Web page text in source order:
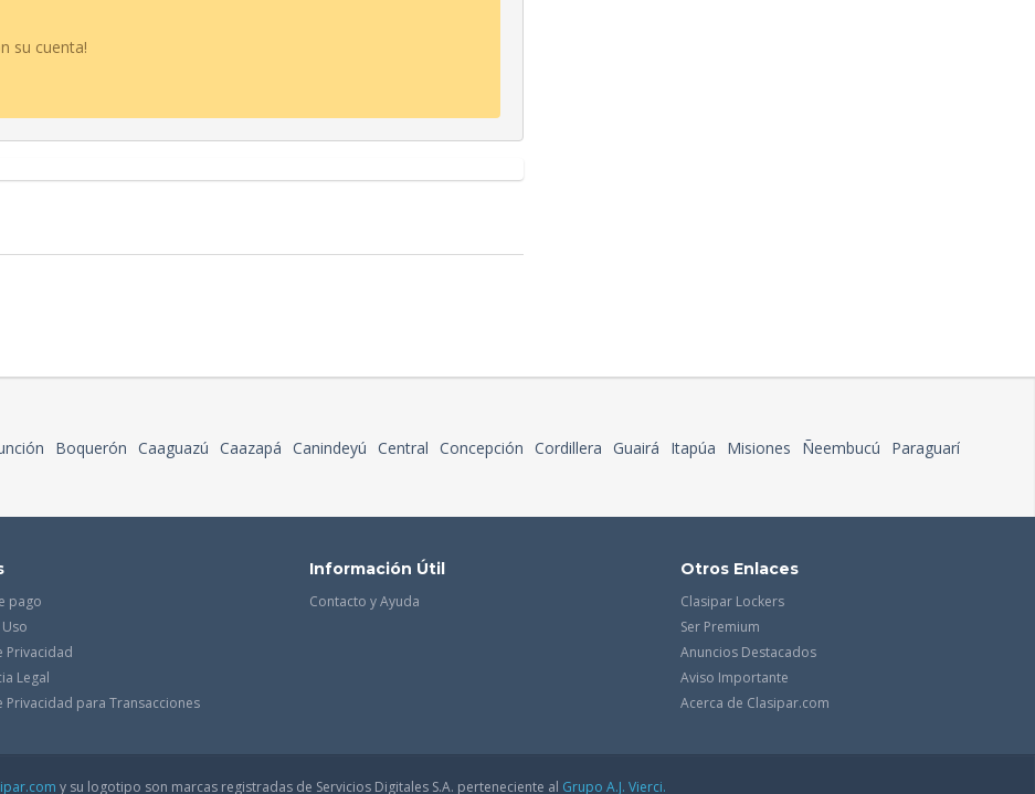
su cuenta!
Boquerón Caaguazú Caazapá Canindeyú Central Concepción Cordillera Guairá Itapúa Misiones Ñeembucú
Paraguarí
pago
Privacidad
Legal
Privacidad para Transacciones
Información Útil
Contacto y Ayuda
Otros Enlaces
Clasipar Lockers
Ser Premium
Anuncios Destacados
Aviso Importante
Acerca de Clasipar.com
y su logotipo son marcas registradas de Servicios Digitales S.A. perteneciente al Grupo A.J. Vierci.